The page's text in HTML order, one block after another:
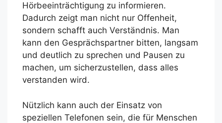
Hörbeeinträchtigung zu informieren.
Dadurch zeigt man nicht nur Offenheit,
sondern schafft auch Verständnis. Man
kann den Gesprächspartner bitten, langsam
und deutlich zu sprechen und Pausen zu
machen, um sicherzustellen, dass alles
verstanden wird.
Nützlich kann auch der Einsatz von
speziellen Telefonen sein, die für Menschen